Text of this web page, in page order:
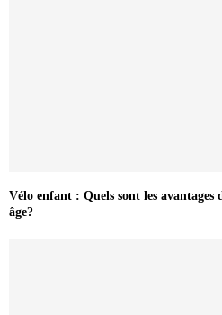
Vélo enfant : Quels sont les avantages
âge?